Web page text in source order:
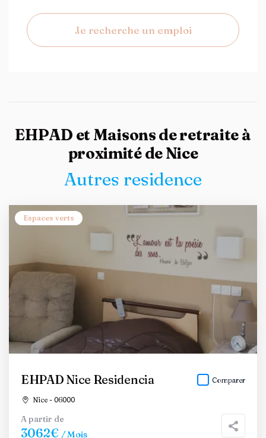
Je recherche un emploi
EHPAD et Maisons de retraite à
proximité de Nice
Autres residence
Espaces verts
EHPAD Nice Residencia
Nice - 06000
Comparer
A partir de
3062€ / Mois